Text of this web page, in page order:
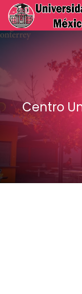
Centro